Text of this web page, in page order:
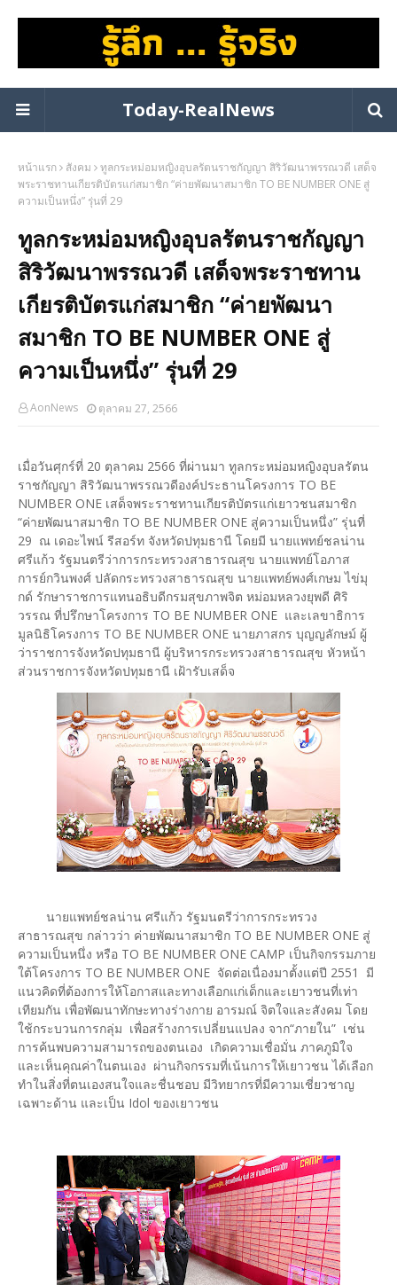
Today-RealNews
หน้าแรก สังคม
ทูลกระหม่อมหญิงอุบลรัตนราชกัญญา สิริวัฒนาพรรณวดี เสด็จ
พระราชทานเกียรติบัตรแก่สมาชิก “ค่ายพัฒนาสมาชิก TO BE NUMBER ONE สู่
ความเป็นหนึ่ง” รุ่นที่ 29
ทูลกระหม่อมหญิงอุบลรัตนราชกัญญา
สิริวัฒนาพรรณวดี เสด็จพระราชทาน
เกียรติบัตรแก่สมาชิก “ค่ายพัฒนา
สมาชิก TO BE NUMBER ONE สู่
ความเป็นหนึ่ง” รุ่นที่ 29
AonNews ตุลาคม 27, 2566
เมื่อวันศุกร์ที่ 20 ตุลาคม 2566 ที่ผ่านมา ทูลกระหม่อมหญิงอุบลรัตน
ราชกัญญา สิริวัฒนาพรรณวดีองค์ประธานโครงการ TO BE
NUMBER ONE เสด็จพระราชทานเกียรติบัตรแก่เยาวชนสมาชิก
“ค่ายพัฒนาสมาชิก TO BE NUMBER ONE สู่ความเป็นหนึ่ง” รุ่นที่
29 ณ เดอะไพน์ รีสอร์ท จังหวัดปทุมธานี โดยมี นายแพทย์ชลน่าน
ศรีแก้ว รัฐมนตรีว่าการกระทรวงสาธารณสุข นายแพทย์โอภาส
การย์กวินพงศ์ ปลัดกระทรวงสาธารณสุข นายแพทย์พงศ์เกษม ไข่มุ
กด์ รักษาราชการแทนอธิบดีกรมสุขภาพจิต หม่อมหลวงยุพดี ศิริ
วรรณ ที่ปรึกษาโครงการ TO BE NUMBER ONE และเลขาธิการ
มูลนิธิโครงการ TO BE NUMBER ONE นายภาสกร บุญญลักษม์ ผู้
ว่าราชการจังหวัดปทุมธานี ผู้บริหารกระทรวงสาธารณสุข หัวหน้า
ส่วนราชการจังหวัดปทุมธานี เฝ้ารับเสด็จ
นายแพทย์ชลน่าน ศรีแก้ว รัฐมนตรีว่าการกระทรวง
สาธารณสุข กล่าวว่า ค่ายพัฒนาสมาชิก TO BE NUMBER ONE สู่
ความเป็นหนึ่ง หรือ TO BE NUMBER ONE CAMP เป็นกิจกรรมภาย
ใต้โครงการ TO BE NUMBER ONE จัดต่อเนื่องมาตั้งแต่ปี 2551 มี
แนวคิดที่ต้องการให้โอกาสและทางเลือกแก่เด็กและเยาวชนที่เท่า
เทียมกัน เพื่อพัฒนาทักษะทางร่างกาย อารมณ์ จิตใจและสังคม โดย
ใช้กระบวนการกลุ่ม เพื่อสร้างการเปลี่ยนแปลง จาก“ภายใน” เช่น
การค้นพบความสามารถของตนเอง เกิดความเชื่อมั่น ภาคภูมิใจ
และเห็นคุณค่าในตนเอง ผ่านกิจกรรมที่เน้นการให้เยาวชน ได้เลือก
ทำในสิ่งที่ตนเองสนใจและชื่นชอบ มีวิทยากรที่มีความเชี่ยวชาญ
เฉพาะด้าน และเป็น Idol ของเยาวชน